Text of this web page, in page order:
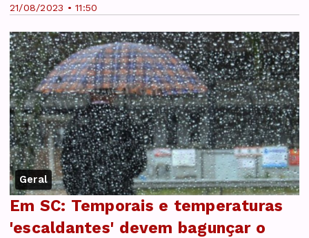
21/08/2023 • 11:50
Geral
Em SC: Temporais e temperaturas
'escaldantes' devem bagunçar o